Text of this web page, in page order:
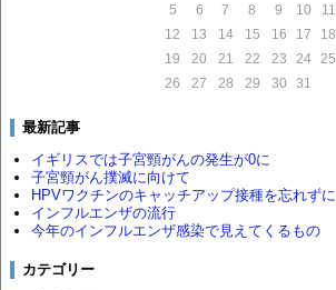
5
6 7 8 9 10
11
12
13 14 15 16 17
18
19
20 21 22 23 24
25
26
27 28 29 30 31
最新記事
イギリスでは子宮頸がんの発生が0に
子宮頸がん撲滅に向けて
HPVワクチンのキャッチアップ接種を忘れずに
インフルエンザの流行
今年のインフルエンザ感染で見えてくるもの
カテゴリー